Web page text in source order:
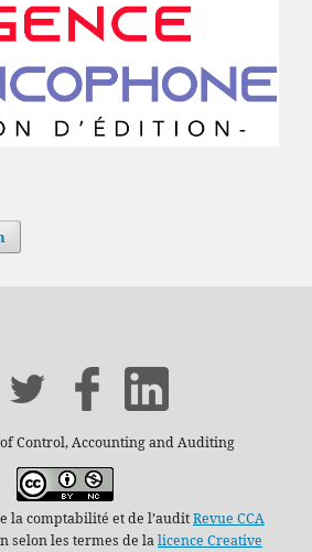
Control, Accounting and Auditing
la comptabilité et de l’auditRevue CCA
selon les termes de lalicence Creative